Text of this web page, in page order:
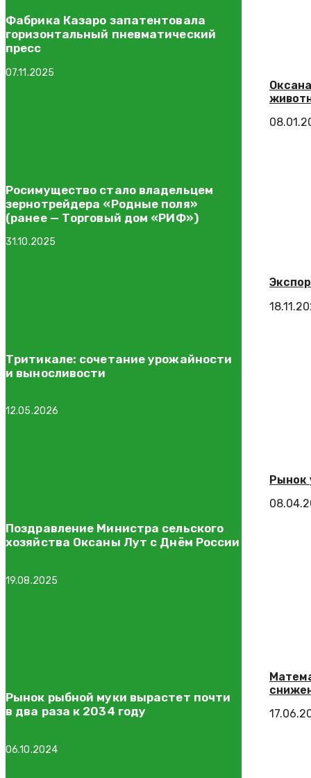
Рынок
Фабрика Казаро запатентовала
горизонтальный пневматический
пресс
07.11.2025
Росимущество стало владельцем
зернотрейдера «Родные поля»
(ранее — Торговый дом «РИФ»)
31.10.2025
Тритикале: сочетание урожайности
и выносливости
12.05.2026
Поздравление Министра сельского
хозяйства Оксаны Лут с Днём России
19.08.2025
Рынок рыбной муки вырастет почти
в два раза к 2034 году
06.10.2024